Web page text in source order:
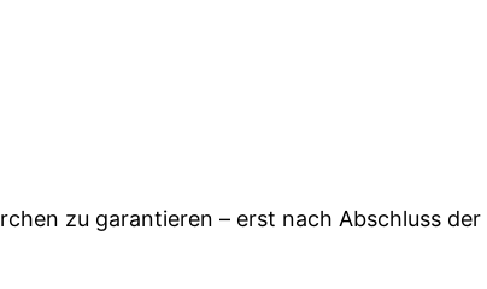
zu garantieren – erst nach Abschluss